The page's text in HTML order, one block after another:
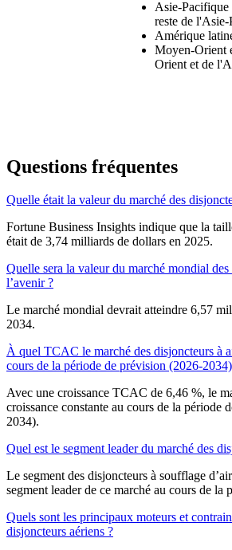
Asie-Pacifique
reste de
Amérique
Moyen-Orient
Orient et de
Questions fréquentes
Quelle était la valeur du marché des
Fortune Business Insights indique que la
était de 3,74 milliards de dollars en 2025.
Quelle sera la valeur du marché mondial
l’avenir ?
Le marché mondial devrait atteindre 6,57
2034.
À quel TCAC le marché des disjoncteurs à
cours de la période de prévision (2026-
Avec une croissance TCAC de 6,46 %, le
croissance constante au cours de la période
2034).
Quel est le segment leader du marché des
Le segment des disjoncteurs à soufflage
segment leader de ce marché au cours de la
Quels sont les principaux moteurs et
disjoncteurs aériens ?